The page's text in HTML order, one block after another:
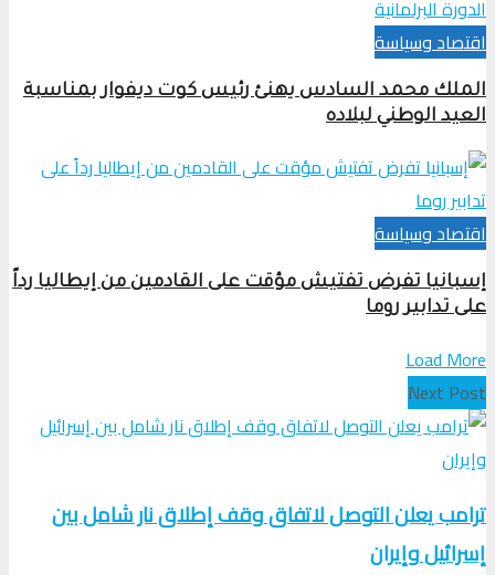
اقتصاد وسياسة
الملك محمد السادس يهنئ رئيس كوت ديفوار بمناسبة
العيد الوطني لبلاده
اقتصاد وسياسة
إسبانيا تفرض تفتيش مؤقت على القادمين من إيطاليا رداً
على تدابير روما
Load More
Next Post
ترامب يعلن التوصل لاتفاق وقف إطلاق نار شامل بين
إسرائيل وإيران